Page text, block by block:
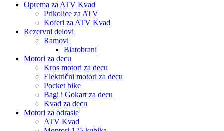
Oprema za ATV Kvad
Prikolice za ATV
Koferi za ATV Kvad
Rezervni delovi
Ramovi
Blatobrani
Motori za decu
Kros motori za decu
Električni motori za decu
Pocket bike
Bagi i Gokart za decu
Kvad za decu
Motori za odrasle
ATV Kvad